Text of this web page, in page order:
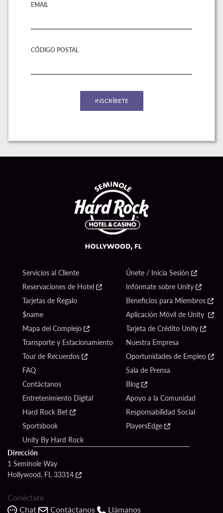
EMAIL
CÓDIGO POSTAL
Servicios al Cliente
Reservaciones de Hotel
Tarjetas de Regalo
$name
Mapa del Complejo
Transporte y Estacionamiento
Tour de Recuerdos
FAQ
Contáctanos
Entretenimiento Digital
Hard Rock Bet
Sportsbook
Unity By Hard Rock
Únete / Inicia Sesión
Infórmate sobre Unity
Beneficios para Miembros
Aplicación Móvil de Unity
Tarjeta de Crédito Unity
Nuestra Empresa
Oportunidades de Empleo
Sala de Prensa
Blog
Apoyo a la Comunidad
Responsabilidad Social
PlayersEdge
Dirección
1 Seminole Way
Hollywood, FL 33314
Conéctate
Chat
Contáctanos Llámanos